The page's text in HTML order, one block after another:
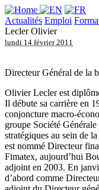
Actualités Emploi
Lecler Olivier
lundi 14 février 2011
Directeur Général de la
Olivier Lecler est
Il débute sa carrière en
conjoncture macro-
groupe Société
stratégiques au sein de
est nommé Directeur
Fimatex, aujourd’hui
adjoint en 2003. En
d’abord comme